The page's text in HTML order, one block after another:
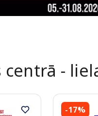
-
-17%